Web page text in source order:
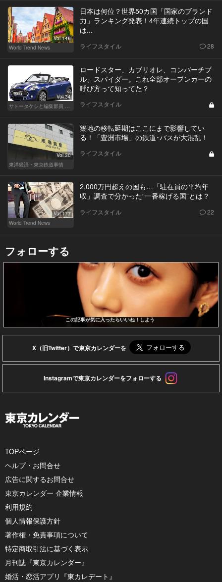
Vol.146
World Trend News
日本は何位？世界50カ国「国家のブランド
力」ランキング発表！4年連続トップの国
は...
ライフスタイル 28
Vol.34
サトータケシと編集部員 船山の"CAR GENTSへの道"
ロードスター、カブリオレ、コンバーチブ
ル、スパイダー。これ全部オープンカーの
呼び方って知ってた？
ライフスタイル
Vol.30
東洋経済・東京鉄道事情
築地の移転延期はここにまで影響してい
る！「豊洲市場」の鉄道･バスが大混乱！
ライフスタイル
Vol.177
World Trend News
2,000万円超えの国も…「駐在員の平均年
収」調査で分かった“一番稼げる国”とは？
ライフスタイル 22
フォローする
この記事が気に入ったらいいね！しよう
X（旧Twitter）で東京カレンダーを
Instagramで東京カレンダーをフォローする
TOPページ
ヘルプ・お問合せ
広告に関するお問合せ
東京カレンダー 企業情報
利用規約
個人情報保護方針
著作権・免責事項について
特定商取引法に基づく表示
月刊誌『東京カレンダー』
婚活・恋活アプリ『東カレデート』